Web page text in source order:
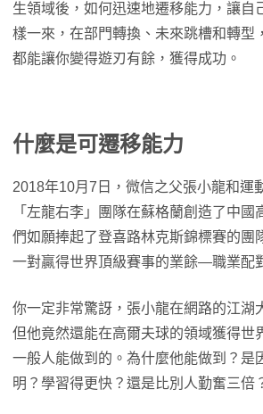
生領域後，如何迅速地遷移能力，讓自
樣一來，在部門轉換、未來跳槽和轉型
都能讓你變得遊刃有餘，獲得成功。
什麼是可遷移能力
2018年10月7日，微信之父張小龍和運
「左龍右李」團隊在蘇格蘭創造了中國
們如願捧起了登喜路林克斯錦標賽的團
一對贏得世界頂級賽事的業餘—職業配
你一定非常驚訝，張小龍在網路的江湖
但他竟然還能在高爾夫球的領域獲得世
一般人能做到的。為什麼他能做到？是
明？學習得更快？還是比別人勤奮三倍